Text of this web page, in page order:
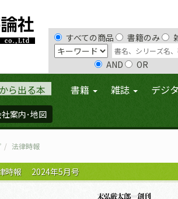
すべての商品 書籍のみ
AND OR
ら出る本 書籍 雑誌 デジ
社案内･地図
法律時報
時報 2024年5月号